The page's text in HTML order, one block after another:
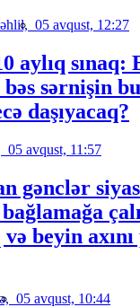
05 avqust, 12:27
aylıq sınaq:
bəs sərnişin
daşıyacaq?
05 avqust, 11:57
gənclər
beyin
05 avqust, 10:44